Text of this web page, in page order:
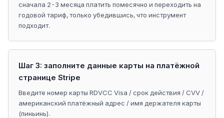
сначала 2-3 месяца платить помесячно и переходить на
годовой тариф, только убедившись, что инструмент
подходит.
Шаг 3: заполните данные карты на платёжной
странице Stripe
Введите номер карты RDVCC Visa / срок действия / CVV /
американский платёжный адрес / имя держателя карты
(пиньинь).